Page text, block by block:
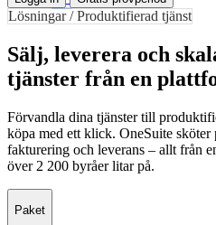
Lösningar / Produktifierad tjänst
Sälj, leverera och
tjänster från en
Förvandla dina tjänster till
köpa med ett klick. OneSuite
fakturering och leverans – allt från
över 2 200 byråer litar på.
Paket